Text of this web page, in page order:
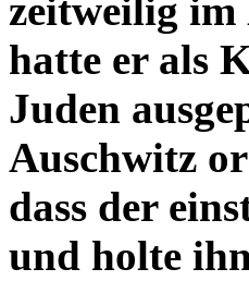
zeitweilig im
hatte er als
Juden
Auschwitz
dass der
und holte